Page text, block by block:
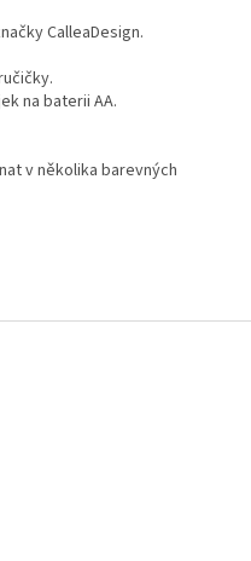
CalleaDesign.
na baterii AA.
v několika barevných